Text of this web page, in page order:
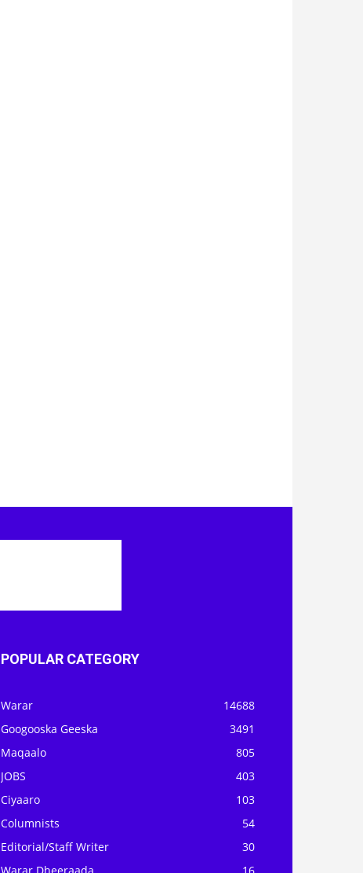
POPULAR CATEGORY
Warar
14688
Googooska Geeska
3491
Maqaalo
805
JOBS
403
Ciyaaro
103
Columnists
54
Editorial/Staff Writer
30
Warar Dheeraada
16